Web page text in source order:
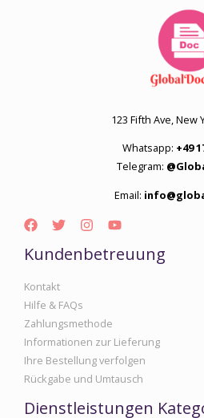
123 Fifth Ave, New
Whatsapp: +49
Telegram:
Email:
Kundenbetreuung
Kontakt
Hilfe & FAQs
Zahlungsmethode
Informationen zur Lieferung
Ihre Bestellung verfolgen
Rückgabe und Umtausch
Dienstleistungen